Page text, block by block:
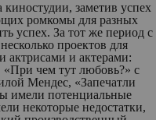
заметив успех
ромкомы для разных
успех. За тот же период с
проектов для
актрисами и актерами:
чем тут любовь?» с
Мендес, «Запечатли
имели потенциальные
некоторые недостатки,